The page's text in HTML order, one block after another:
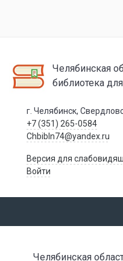
Челябинская
библиотека
г. Челябинск,
+7 (351) 265-0584
Chbibln74@yandex.ru
Версия для
Войти
Челябинская